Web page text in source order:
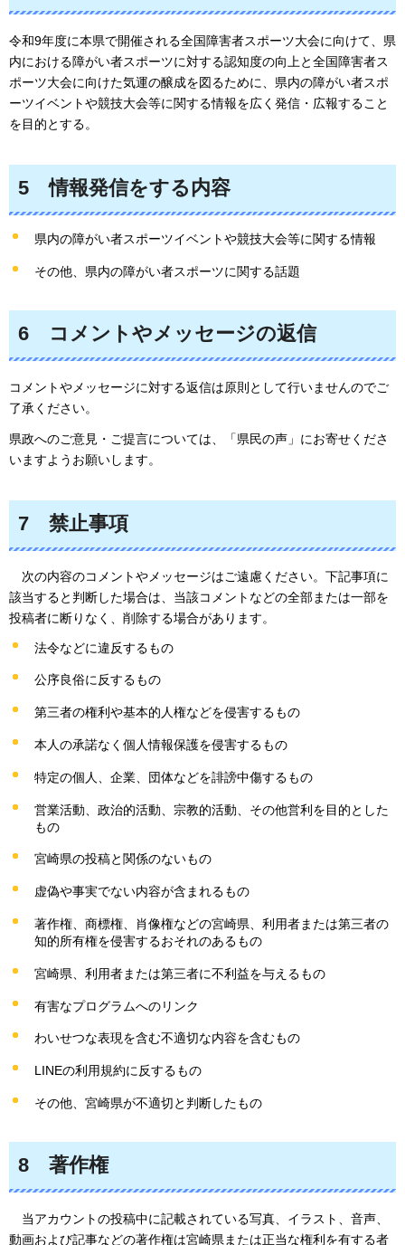
令和9年度に本県で開催される全国障害者スポーツ大会に向けて、県
内における障がい者スポーツに対する認知度の向上と全国障害者ス
ポーツ大会に向けた気運の醸成を図るために、県内の障がい者スポ
ーツイベントや競技大会等に関する情報を広く発信・広報すること
を目的とする。
5 情報発信をする内容
県内の障がい者スポーツイベントや競技大会等に関する情報
その他、県内の障がい者スポーツに関する話題
6 コメ ントやメッセージの返信
コメントやメッセージに対する返信は原則として行いませんのでご
了承ください。
県政へのご意見・ご提言については、「県民の声」にお寄せくださ
いますようお願いします。
7 禁止事項
次の内容のコメントやメッセージはご遠慮ください。下記事項に
該当すると判断した場合は、当該コメントなどの全部または一部を
投稿者に断りなく、削除する場合があります。
法令などに違反するもの
公序良俗に反するもの
第三者の権利や基本的人権などを侵害するもの
本人の承諾なく個人情報保護を侵害するもの
特定の個人、企業、団体などを誹謗中傷するもの
営業活動、政治的活動、宗教的活動、その他営利を目的とした
もの
宮崎県の投稿と関係のないもの
虚偽や事実でない内容が含まれるもの
著作権、商標権、肖像権などの宮崎県、利用者または第三者の
知的所有権を侵害するおそれのあるもの
宮崎県、利用者または第三者に不利益を与えるもの
有害なプログラムへのリンク
わいせつな表現を含む不適切な内容を含むもの
LINEの利用規約に反するもの
その他、宮崎県が不適切と判断したもの
8 著作権
当アカウントの投稿中に記載されている写真、イラスト、音声、
動画および記事などの著作権は宮崎県または正当な権利を有する者